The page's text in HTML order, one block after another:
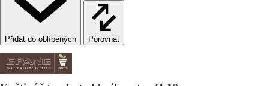
Porovnat